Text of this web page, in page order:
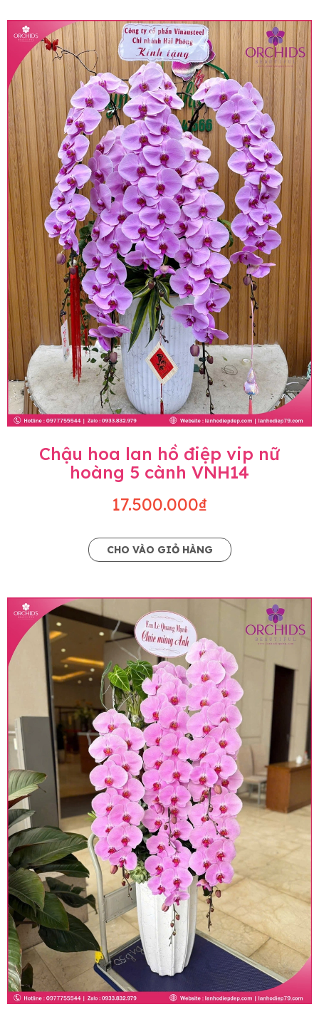
• Giá trên được miễn ship giao trong nội thành,
miễn phí in thiệp - banner theo yêu cầu khách
hàng.
• Beautiful Orchids liên kết với các cửa hàng
trên toàn quốc để phục vụ giao hoa tận nơi, mỗi
khu vực sẽ có mức giá khác nhau (tùy vào chi
phí mặt bằng, nguyên vật liệu,..) nên giá có thể sẽ
thay đổi so với giá niêm yết trên website. Khách
hàng ở Tỉnh thành khác vui lòng chủ động hỏi lại
giá trước khi đặt hàng, shop sẽ chủ động báo giá
chính xác khi có địa chỉ giao hàng cụ thể.
Chậu hoa lan hồ điệp vip nữ
hoàng 5 cành VNH14
17.500.000₫
CHO VÀO GIỎ HÀNG